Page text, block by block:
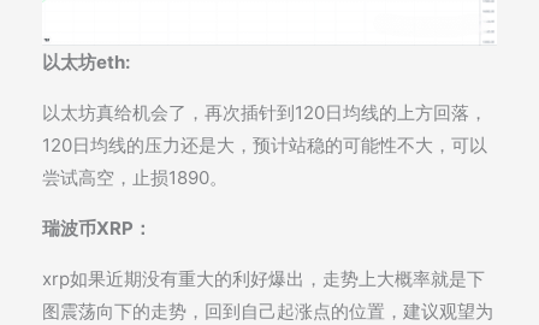
以太坊eth:
以太坊真给机会了，再次插针到120日均线的上方回落，
120日均线的压力还是大，预计站稳的可能性不大，可以
尝试高空，止损1890。
瑞波币XRP：
xrp如果近期没有重大的利好爆出，走势上大概率就是下
图震荡向下的走势，回到自己起涨点的位置，建议观望为